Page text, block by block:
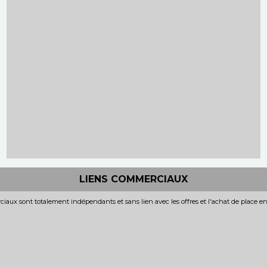
LIENS COMMERCIAUX
sont totalement indépendants et sans lien avec les offres et l'achat de place